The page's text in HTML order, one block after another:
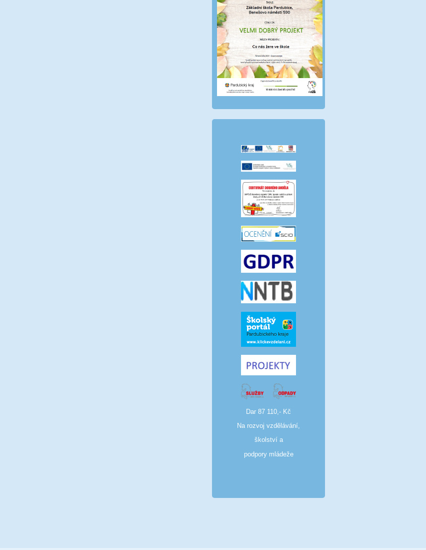
Dar 87 110,- Kč
Na rozvoj vzdělávání,
školství a
podpory mládeže